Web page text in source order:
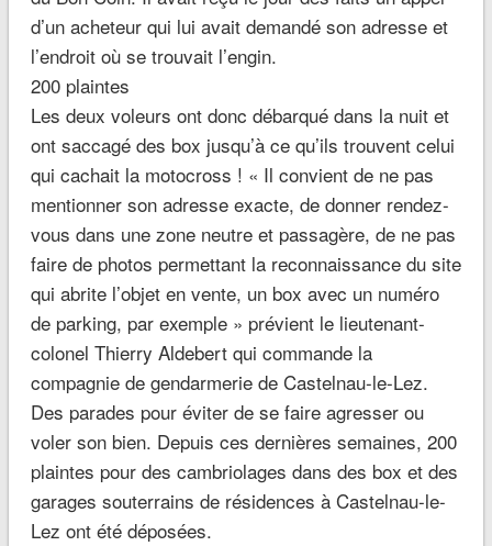
d’un acheteur qui lui avait demandé son adresse et
l’endroit où se trouvait l’engin.
200 plaintes
Les deux voleurs ont donc débarqué dans la nuit et
ont saccagé des box jusqu’à ce qu’ils trouvent celui
qui cachait la motocross ! « Il convient de ne pas
mentionner son adresse exacte, de donner rendez-
vous dans une zone neutre et passagère, de ne pas
faire de photos permettant la reconnaissance du site
qui abrite l’objet en vente, un box avec un numéro
de parking, par exemple » prévient le lieutenant-
colonel Thierry Aldebert qui commande la
compagnie de gendarmerie de Castelnau-le-Lez.
Des parades pour éviter de se faire agresser ou
voler son bien. Depuis ces dernières semaines, 200
plaintes pour des cambriolages dans des box et des
garages souterrains de résidences à Castelnau-le-
Lez ont été déposées.